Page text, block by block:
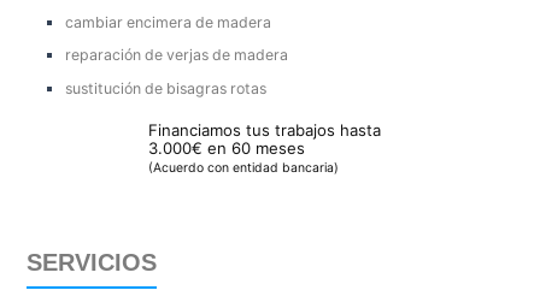
cambiar encimera de madera
reparación de verjas de madera
sustitución de bisagras rotas
Financiamos tus trabajos hasta
3.000€ en 60 meses
(Acuerdo con entidad bancaria)
SERVICIOS